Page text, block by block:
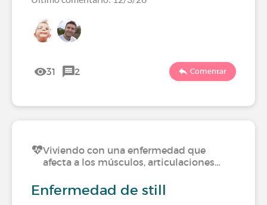
31 2 Comentar
Viviendo con una enfermedad que
afecta a los músculos, articulaciones…
Enfermedad de still